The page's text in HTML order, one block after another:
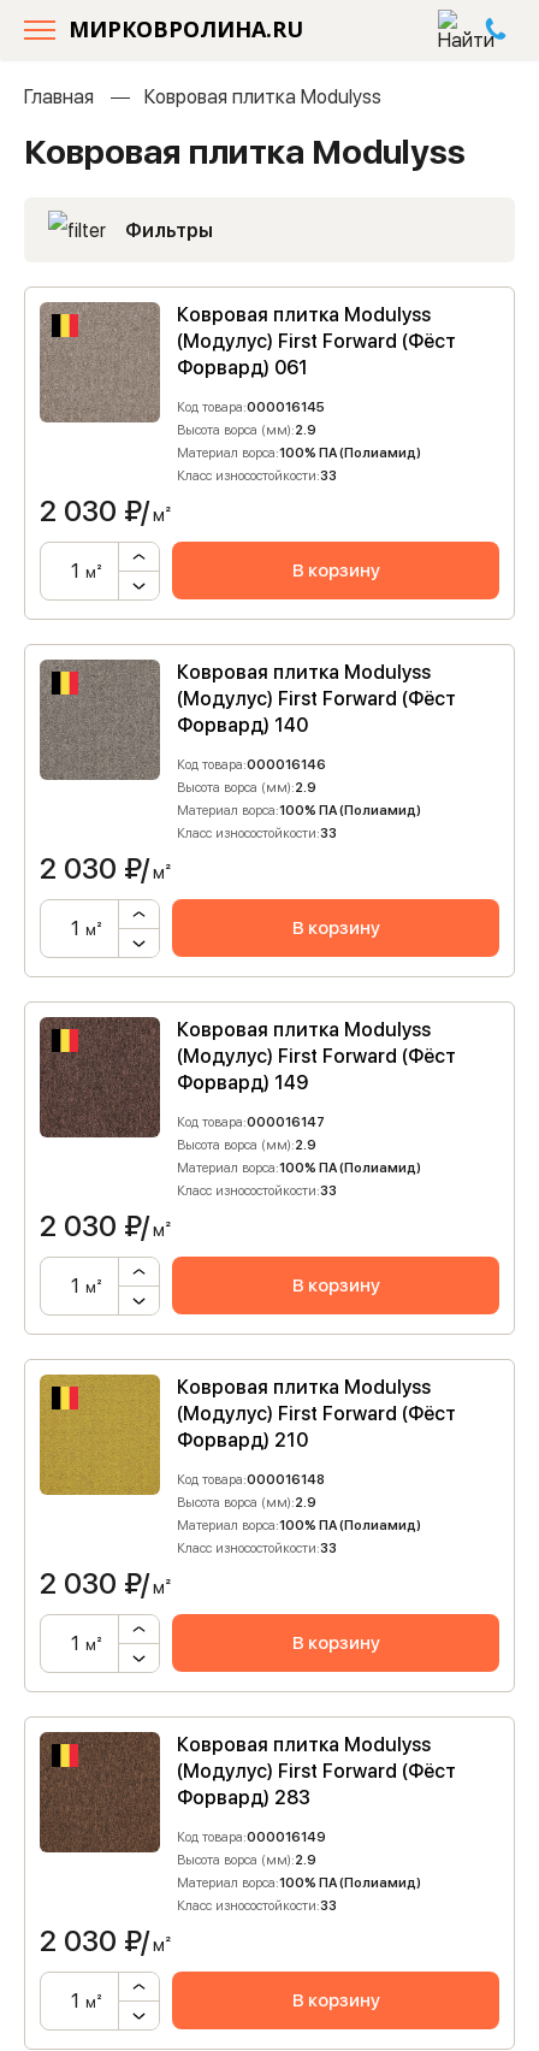
МИРКОВРОЛИНА.RU
Главная Ковровая плитка Modulyss
Ковровая плитка Modulyss
Фильтры
Ковровая плитка Modulyss
(Модулус) First Forward (Фёст
Форвард) 061
Код товара:000016145
Высота ворса (мм):2.9
Материал ворса:100% ПА (Полиамид)
Класс износостойкости:33
2 030 ₽/м²
м² В корзину
Ковровая плитка Modulyss
(Модулус) First Forward (Фёст
Форвард) 140
Код товара:000016146
Высота ворса (мм):2.9
Материал ворса:100% ПА (Полиамид)
Класс износостойкости:33
2 030 ₽/м²
м² В корзину
Ковровая плитка Modulyss
(Модулус) First Forward (Фёст
Форвард) 149
Код товара:000016147
Высота ворса (мм):2.9
Материал ворса:100% ПА (Полиамид)
Класс износостойкости:33
2 030 ₽/м²
м² В корзину
Ковровая плитка Modulyss
(Модулус) First Forward (Фёст
Форвард) 210
Код товара:000016148
Высота ворса (мм):2.9
Материал ворса:100% ПА (Полиамид)
Класс износостойкости:33
2 030 ₽/м²
м² В корзину
Ковровая плитка Modulyss
(Модулус) First Forward (Фёст
Форвард) 283
Код товара:000016149
Высота ворса (мм):2.9
Материал ворса:100% ПА (Полиамид)
Класс износостойкости:33
2 030 ₽/м²
м² В корзину